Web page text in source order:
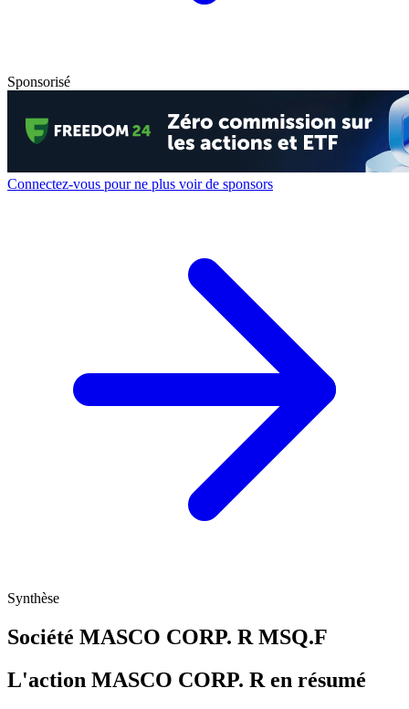
Sponsorisé
Connectez-vous pour ne plus voir de sponsors
Synthèse
Société MASCO CORP. R MSQ.F
L'action MASCO CORP. R en résumé